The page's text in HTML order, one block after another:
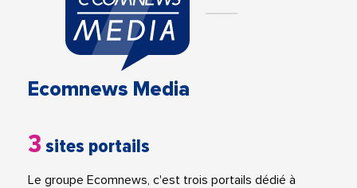
Ecomnews Media
3 sites portails
Le groupe Ecomnews, c'est trois portails dédié à